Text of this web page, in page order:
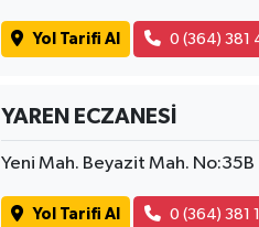
Yol Tarifi Al 0 (364) 381
YAREN ECZANESİ
Yeni Mah. Beyazit Mah. No:35B
Yol Tarifi Al 0 (364) 381